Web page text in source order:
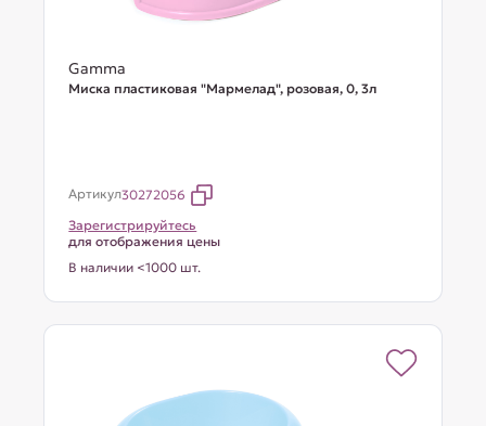
Gamma
Миска пластиковая "Мармелад", розовая, 0, 3л
Артикул30272056
Зарегистрируйтесь
для отображения цены
В наличии <1000 шт.